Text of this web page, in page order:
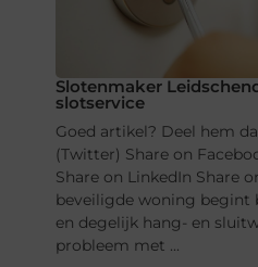
Slotenmaker
slotservice
Goed artikel? Deel hem
(Twitter) Share on
Share on LinkedIn Share
beveiligde woning begint
en degelijk hang- en
probleem met ...